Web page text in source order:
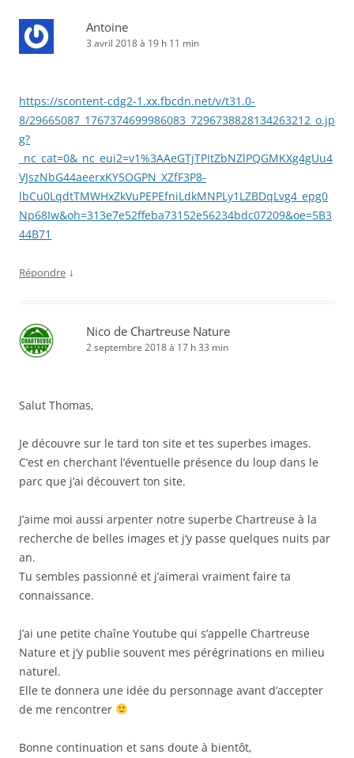
Antoine
3 avril 2018 à 19 h 11 min
https://scontent-cdg2-1.xx.fbcdn.net/v/t31.0-
8/29665087_1767374699986083_7296738828134263212_o.jp
g?
_nc_cat=0&_nc_eui2=v1%3AAeGTjTPItZbNZlPQGMKXg4gUu4
VJszNbG44aeerxKY5OGPN_XZfF3P8-
lbCu0LqdtTMWHxZkVuPEPEfniLdkMNPLy1LZBDqLvg4_epg0
Np68Iw&oh=313e7e52ffeba73152e56234bdc07209&oe=5B3
44B71
Répondre ↓
Nico de Chartreuse Nature
2 septembre 2018 à 17 h 33 min
Salut Thomas,
Je découvre sur le tard ton site et tes superbes images.
C’est en cherchant l’éventuelle présence du loup dans le
parc que j’ai découvert ton site.
J’aime moi aussi arpenter notre superbe Chartreuse à la
recherche de belles images et j’y passe quelques nuits par
an.
Tu sembles passionné et j’aimerai vraiment faire ta
connaissance.
J’ai une petite chaîne Youtube qui s’appelle Chartreuse
Nature et j’y publie souvent mes pérégrinations en milieu
naturel.
Elle te donnera une idée du personnage avant d’accepter
de me rencontrer
Bonne continuation et sans doute à bientôt,